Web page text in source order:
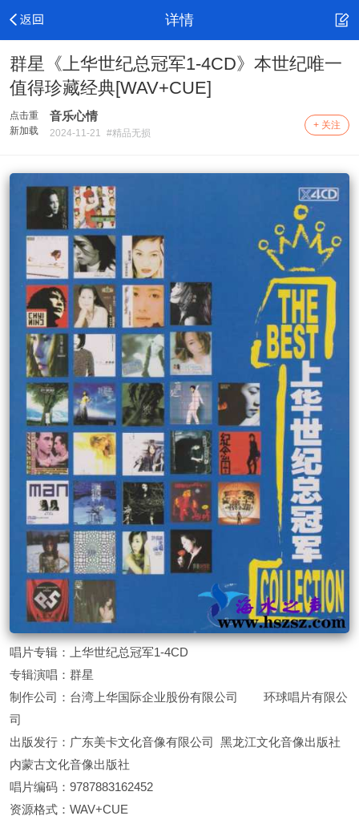
详情
群星《上华世纪总冠军1-4CD》本世纪唯一
值得珍藏经典[WAV+CUE]
点击重
新加载
音乐心情
2024-11-21 #精品无损
+ 关注
唱片专辑：上华世纪总冠军1-4CD
专辑演唱：群星
制作公司：台湾上华国际企业股份有限公司 环球唱片有限公
司
出版发行：广东美卡文化音像有限公司 黑龙江文化音像出版社
内蒙古文化音像出版社
唱片编码：9787883162452
资源格式：WAV+CUE